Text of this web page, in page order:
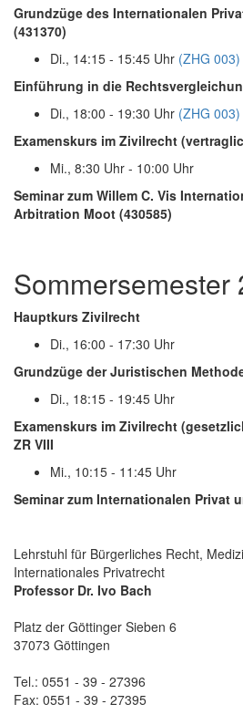
Grundzüge des Internationalen
(431370)
Di., 14:15 - 15:45 Uhr (ZHG 003)
Einführung in die
Di., 18:00 - 19:30 Uhr (ZHG 003)
Examenskurs im Zivilrecht
Mi., 8:30 Uhr - 10:00 Uhr
Seminar zum Willem C. Vis
Arbitration Moot (430585)
Sommersemester
Hauptkurs Zivilrecht
Di., 16:00 - 17:30 Uhr
Grundzüge der Juristischen
Di., 18:15 - 19:45 Uhr
Examenskurs im Zivilrecht
ZR VIII
Mi., 10:15 - 11:45 Uhr
Seminar zum Internationalen Privat
Lehrstuhl für Bürgerliches Recht,
Internationales Privatrecht
Professor Dr. Ivo Bach
Platz der Göttinger Sieben 6
37073 Göttingen
Tel.: 0551 - 39 - 27396
Fax: 0551 - 39 - 27395